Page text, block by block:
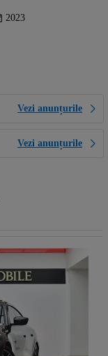
2023
Vezi anunțurile
Vezi anunțurile